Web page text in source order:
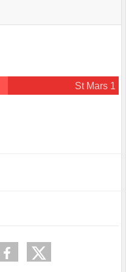
St Mars 1